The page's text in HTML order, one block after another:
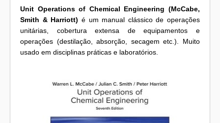
Unit Operations of Chemical Engineering (McCabe,
Smith & Harriott) é um manual clássico de operações
unitárias, cobertura extensa de equipamentos e
operações (destilação, absorção, secagem etc.). Muito
usado em disciplinas práticas e laboratórios.